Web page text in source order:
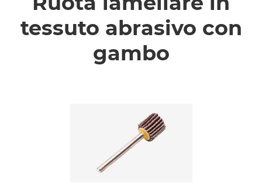
tessuto abrasivo con
gambo